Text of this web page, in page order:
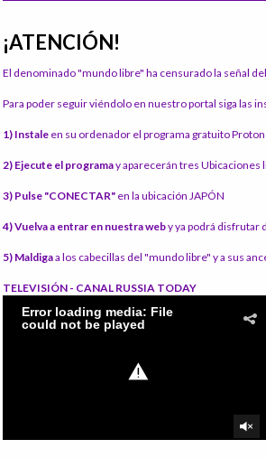
¡ATENCIÓN!
El denominado "mundo libre" ha censurado la señal del
Para poder seguir viéndolo en nuestro portal siga las
1) Instale en su ordenador el programa gratuito
2) Ejecute el programay aparecerán tres Ubicaciones
3) Pulse "CONECTAR" en la ubicación JAPÓN
4) Vuelva a entrar en nuestra weby ya podrá disfrutar
5) Maldigaa los cabecillas del "mundo libre" y a sus
TELEVISIÓN - CANAL RUSSIA TODAY